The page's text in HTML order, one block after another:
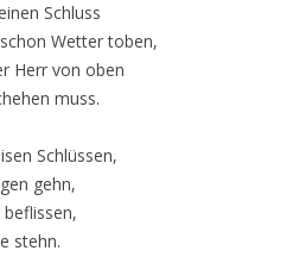
Schluss
Wetter toben,
Herr von oben
muss.
Schlüssen,
gehn,
stehn.